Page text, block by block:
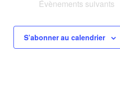
Évènements suivants
S’abonner au calendrier